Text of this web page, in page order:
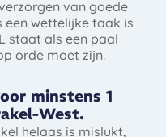
van goede
een wettelijke taak is
staat als een paal
orde moet zijn.
minstens 1
West.
helaas is mislukt,